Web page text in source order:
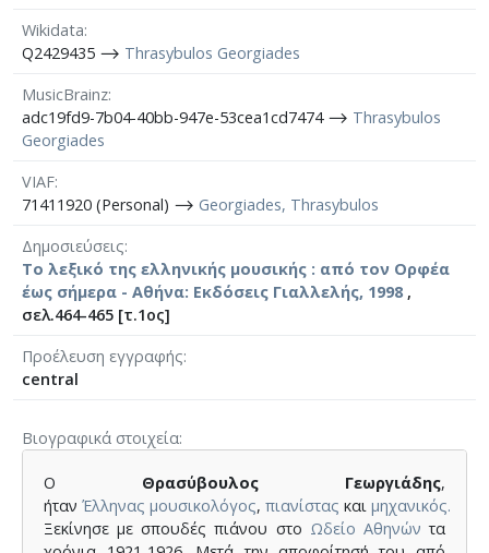
Wikidata
Q2429435 ⟶ Thrasybulos Georgiades
MusicBrainz
adc19fd9-7b04-40bb-947e-53cea1cd7474 ⟶ Thrasybulos
Georgiades
VIAF
71411920 (Personal) ⟶ Georgiades, Thrasybulos
Δημοσιεύσεις
Το λεξικό της ελληνικής μουσικής : από τον Ορφέα
έως σήμερα - Αθήνα: Εκδόσεις Γιαλλελής, 1998 ,
σελ.464-465 [τ.1ος]
Προέλευση εγγραφής
central
Βιογραφικά στοιχεία
Ο Θρασύβουλος Γεωργιάδης,
ήτανΈλληνας μουσικολόγος,πιανίστας καιμηχανικός.
Ξεκίνησε με σπουδές πιάνου στο Ωδείο Αθηνών τα